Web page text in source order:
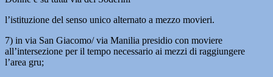
l’istituzione del senso unico alternato a mezzo movieri.
7) in via San Giacomo/ via Manilia presidio con moviere
all’intersezione per il tempo necessario ai mezzi di raggiungere
l’area gru;